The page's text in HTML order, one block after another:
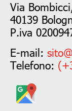
Via
40139
P.iva
E-mail:
Telefono: